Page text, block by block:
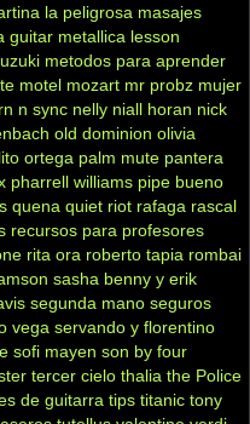
la peligrosa masajes
guitar metallica lesson
metodos para aprender
motel mozart mr probz mujer
n sync nelly niall horan nick
old dominion olivia
ortega palm mute pantera
pharrell williams pipe bueno
quena quiet riot rafaga rascal
recursos para profesores
rita ora roberto tapia rombai
sasha benny y erik
segunda mano seguros
vega servando y florentino
sofi mayen son by four
tercer cielo thalia the Police
de guitarra tips titanic tony